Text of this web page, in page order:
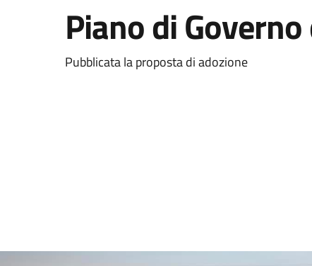
Piano di
Pubblicata la proposta di adozione